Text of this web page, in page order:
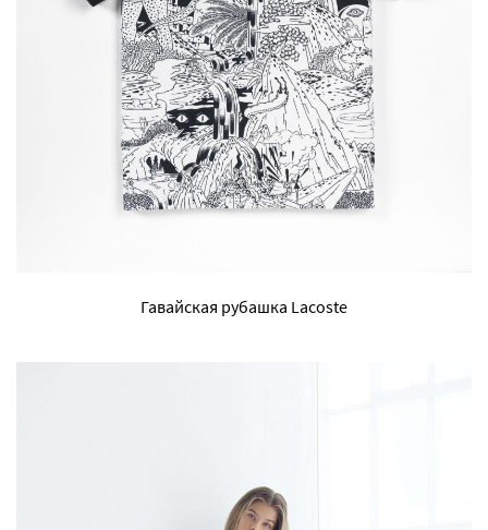
Гавайская рубашка Lacoste